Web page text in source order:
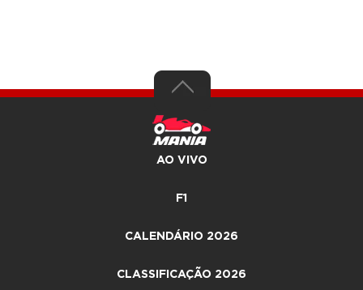
AO VIVO
F1
CALENDÁRIO 2026
CLASSIFICAÇÃO 2026